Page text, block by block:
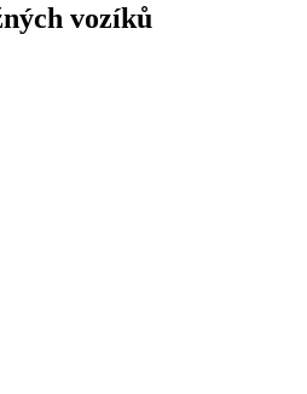
vozíků